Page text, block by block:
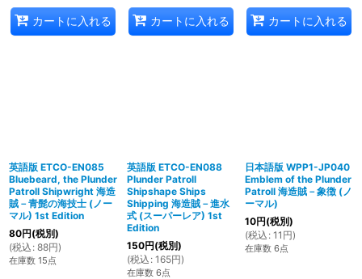
カートに入れる カートに入れる カートに入れる
英語版 ETCO-EN085
Bluebeard, the Plunder
Patroll Shipwright 海造
賊－青髭の海技士 (ノー
マル) 1st Edition
80円(税別)
(税込 : 88円)
在庫数 15点
英語版 ETCO-EN088
Plunder Patroll
Shipshape Ships
Shipping 海造賊－進水
式 (スーパーレア) 1st
Edition
150円(税別)
(税込 : 165円)
在庫数 6点
日本語版 WPP1-JP040
Emblem of the Plunder
Patroll 海造賊－象徴 (ノ
ーマル)
10円(税別)
(税込 : 11 円)
在庫数 6点